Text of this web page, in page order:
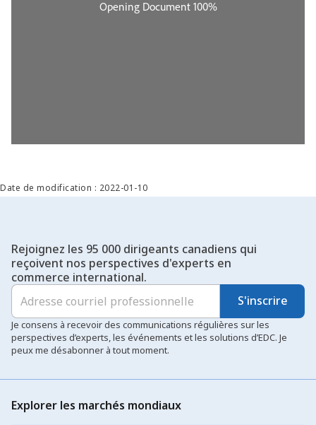
Date de modification : 2022-01-10
Rejoignez les 95 000 dirigeants canadiens qui
reçoivent nos perspectives d'experts en
commerce international.
S'inscrire
Je consens à recevoir des communications régulières sur les
perspectives d’experts, les événements et les solutions d’EDC. Je
peux me désabonner à tout moment.
Explorer les marchés mondiaux